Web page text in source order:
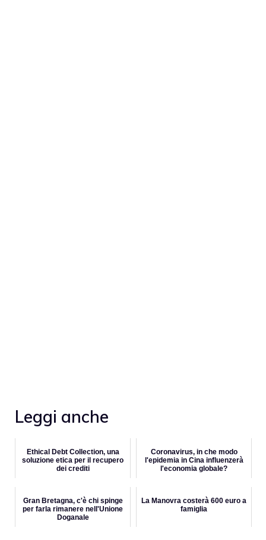
Leggi anche
Ethical Debt Collection, una
soluzione etica per il recupero
dei crediti
Coronavirus, in che modo
l'epidemia in Cina influenzerà
l'economia globale?
Gran Bretagna, c'è chi spinge
per farla rimanere nell'Unione
Doganale
La Manovra costerà 600 euro a
famiglia